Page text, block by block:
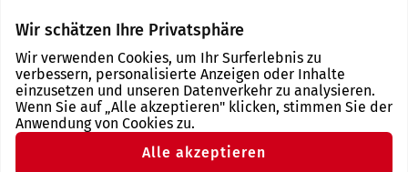
Wir schätzen Ihre Privatsphäre
Wir verwenden Cookies, um Ihr Surferlebnis zu
verbessern, personalisierte Anzeigen oder Inhalte
einzusetzen und unseren Datenverkehr zu analysieren.
Wenn Sie auf „Alle akzeptieren" klicken, stimmen Sie der
Anwendung von Cookies zu.
Alle akzeptieren
LINKS
Landkreis Zwickau
Tourismusregion Zwickau
Freistaat Sachsen